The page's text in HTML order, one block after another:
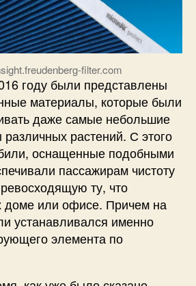
filter.com
году были представлены
материалы, которые были
даже самые небольшие
растений. С этого
оснащенные подобными
пассажирам чистоту
ту, что
доме или офисе. Причем на
устанавливался именно
элемента по